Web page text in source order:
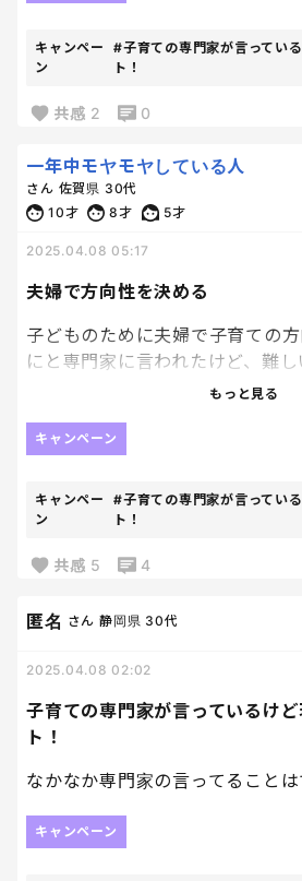
キャンペー
ン
#子育ての専門家が言ってい
ト！
共感 2 0
夫婦で方向性を決める
一年中モヤモヤしている人
さん 佐賀県 30代
10才 8才 5才
2025.04.08 05:17
子どものために夫婦で子育ての
にと専門家に言われたけど、難
とが絶対・・・といった空気が
「夫は奥さんのホストになれ」
名な教育者がいて、夫にも一度
してもらったのですが、全く刺
的には無理」と吐き捨てる始末で
世の中には夫婦で子どもたちの
です。
もっと見る
キャンペーン
キャンペー
ン
#子育ての専門家が言ってい
ト！
共感 5 4
子育ての専門家が言っているけ
ト！
匿名 さん 静岡県 30代
2025.04.08 02:02
なかなか専門家の言ってること
キャンペーン